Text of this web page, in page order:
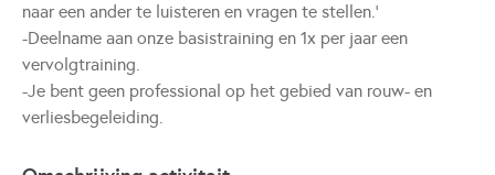
naar een ander te luisteren en vragen te stellen.'
-Deelname aan onze basistraining en 1x per jaar een
vervolgtraining.
-Je bent geen professional op het gebied van rouw- en
verliesbegeleiding.